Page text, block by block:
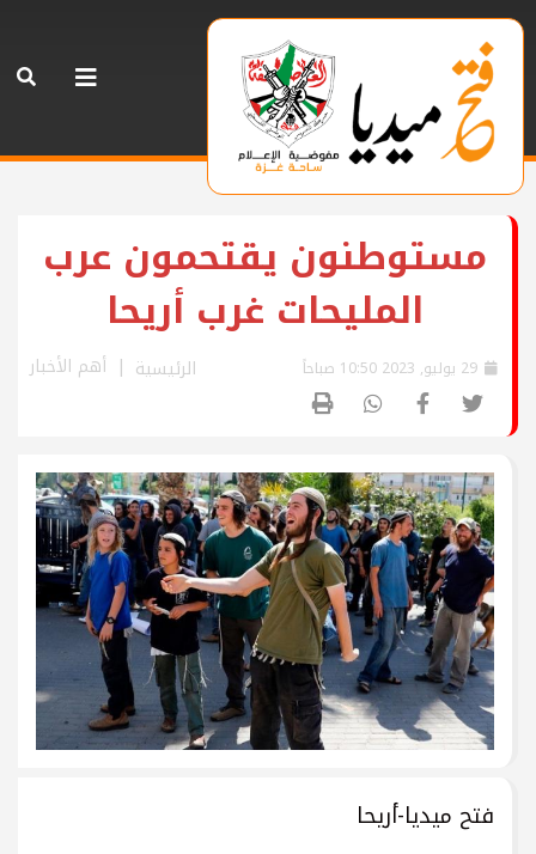
مستوطنون يقتحمون عرب
المليحات غرب أريحا
الرئيسية أهم الأخبار
فتح ميديا-أريحا